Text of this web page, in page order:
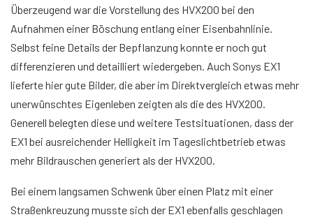
Überzeugend war die Vorstellung des HVX200 bei den
Aufnahmen einer Böschung entlang einer Eisenbahnlinie.
Selbst feine Details der Bepflanzung konnte er noch gut
differenzieren und detailliert wiedergeben. Auch Sonys EX1
lieferte hier gute Bilder, die aber im Direktvergleich etwas mehr
unerwünschtes Eigenleben zeigten als die des HVX200.
Generell belegten diese und weitere Testsituationen, dass der
EX1 bei ausreichender Helligkeit im Tageslichtbetrieb etwas
mehr Bildrauschen generiert als der HVX200.
Bei einem langsamen Schwenk über einen Platz mit einer
Straßenkreuzung musste sich der EX1 ebenfalls geschlagen